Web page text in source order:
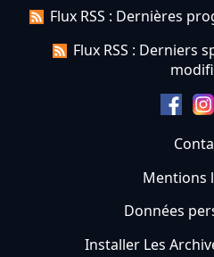
Flux RSS : Dernières
Flux RSS : Derniers
Mentions
Données
Installer Les